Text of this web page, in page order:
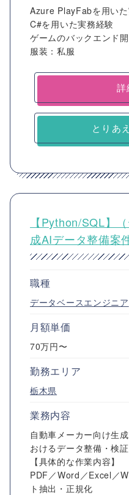
Azure PlayFabを用い
C#を用いた実務経験
ゲームのバックエンド
服装：私服
詳
とりあ
【Python/SQL】
成AIデータ整備案
職種
データベースエンジニア
月額単価
70万円〜
勤務エリア
栃木県
業務内容
自動車メーカー向け生
おけるデータ整備・検証
【具体的な作業内容】
PDF／Word／Excel／
ト抽出・正規化